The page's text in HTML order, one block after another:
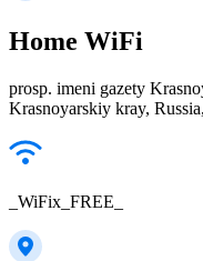
Home WiFi
prosp. imeni gazety
Krasnoyarskiy kray,
_WiFix_FREE_